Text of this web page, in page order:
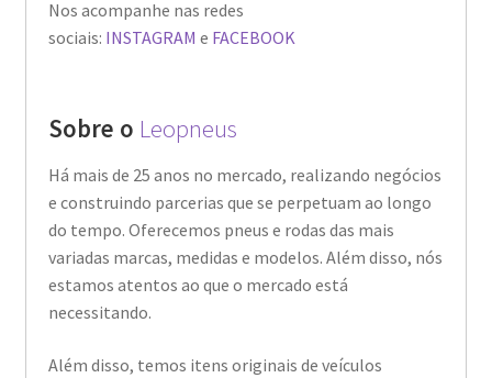
Nos acompanhe nas redes
sociais: INSTAGRAM e FACEBOOK
Sobre o Leopneus
Há mais de 25 anos no mercado, realizando negócios
e construindo parcerias que se perpetuam ao longo
do tempo. Oferecemos pneus e rodas das mais
variadas marcas, medidas e modelos. Além disso, nós
estamos atentos ao que o mercado está
necessitando.
Além disso, temos itens originais de veículos